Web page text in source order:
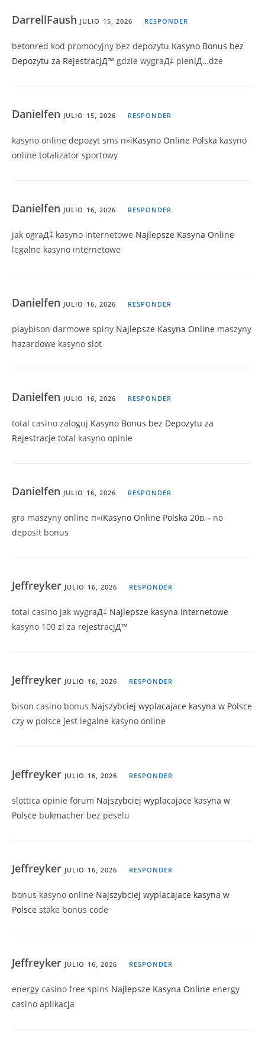
DarrellFaush JULIO 15, 2026 RESPONDER
betonred kod promocyjny bez depozytu Kasyno Bonus bez
Depozytu za RejestracjД™ gdzie wygraД‡ pieniД…dze
Danielfen JULIO 15, 2026 RESPONDER
kasyno online depozyt sms п»їKasyno Online Polska kasyno
online totalizator sportowy
Danielfen JULIO 16, 2026 RESPONDER
jak ograД‡ kasyno internetowe Najlepsze Kasyna Online
legalne kasyno internetowe
Danielfen JULIO 16, 2026 RESPONDER
playbison darmowe spiny Najlepsze Kasyna Online maszyny
hazardowe kasyno slot
Danielfen JULIO 16, 2026 RESPONDER
total casino zaloguj Kasyno Bonus bez Depozytu za
Rejestracje total kasyno opinie
Danielfen JULIO 16, 2026 RESPONDER
gra maszyny online п»їKasyno Online Polska 20в‚¬ no
deposit bonus
Jeffreyker JULIO 16, 2026 RESPONDER
total casino jak wygraД‡ Najlepsze kasyna internetowe
kasyno 100 zl za rejestracjД™
Jeffreyker JULIO 16, 2026 RESPONDER
bison casino bonus Najszybciej wyplacajace kasyna w Polsce
czy w polsce jest legalne kasyno online
Jeffreyker JULIO 16, 2026 RESPONDER
slottica opinie forum Najszybciej wyplacajace kasyna w
Polsce bukmacher bez peselu
Jeffreyker JULIO 16, 2026 RESPONDER
bonus kasyno online Najszybciej wyplacajace kasyna w
Polsce stake bonus code
Jeffreyker JULIO 16, 2026 RESPONDER
energy casino free spins Najlepsze Kasyna Online energy
casino aplikacja